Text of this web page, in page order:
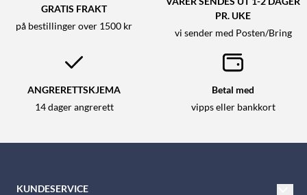
GRATIS FRAKT
på bestillinger over 1500 kr
PR. UKE
vi sender med Posten/Bring
ANGRERETTSKJEMA
14 dager angrerett
Betal med
vipps eller bankkort
KUNDESERVICE